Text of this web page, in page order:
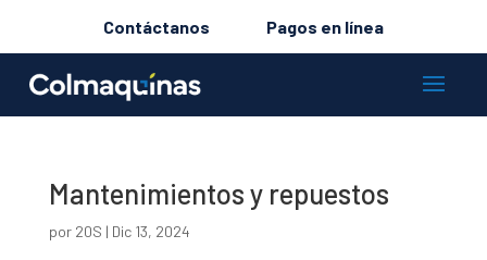
Contáctanos Pagos en línea
Mantenimientos y repuestos
por 20S | Dic 13, 2024